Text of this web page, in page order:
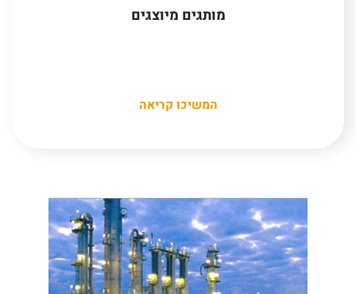
מותגים מיוצגים
המשיכו קריאה